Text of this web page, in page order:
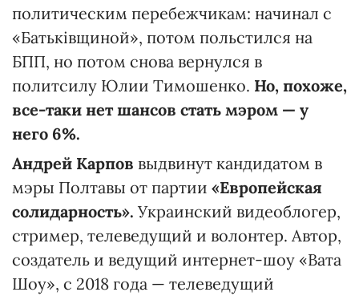
политическим перебежчикам: начинал с
«Батьківщиной», потом польстился на
БПП, но потом снова вернулся в
политсилу Юлии Тимошенко. Но, похоже,
все-таки нет шансов стать мэром — у
него 6%.
Андрей Карпов выдвинут кандидатом в
мэры Полтавы от партии «Европейская
солидарность». Украинский видеоблогер,
стример, телеведущий и волонтер. Автор,
создатель и ведущий интернет-шоу «Вата
Шоу», с 2018 года — телеведущий